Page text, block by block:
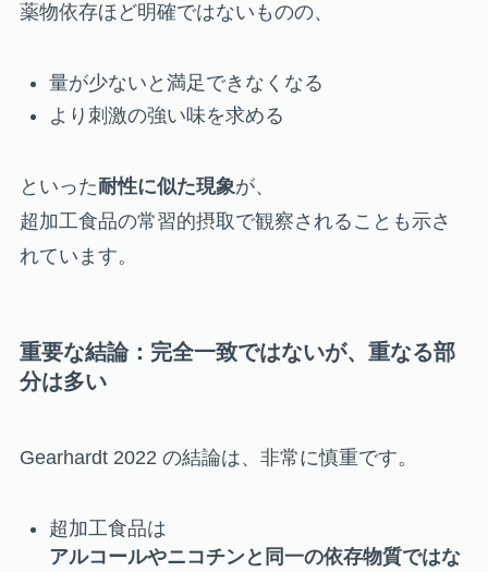
薬物依存ほど明確ではないものの、
量が少ないと満足できなくなる
より刺激の強い味を求める
といった耐性に似た現象が、
超加工食品の常習的摂取で観察されることも示さ
れています。
重要な結論：完全一致ではないが、重なる部
分は多い
Gearhardt 2022 の結論は、非常に慎重です。
超加工食品は
アルコールやニコチンと同一の依存物質ではな